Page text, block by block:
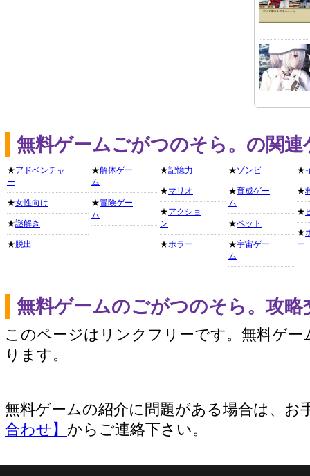
無料ゲームごがつのそら。の関
★アドベンチャ
ー
★女性向け
★謎解き
★ 脱出
★解体ゲー
ム
★冒険ゲー
ム
★記憶力
★マリオ
★アクショ
ン
★ホラー
★ゾンビ
★育成ゲー
ム
★ペット
★宇宙ゲー
ム
★
★
★
★
ー
無料ゲームのごがつのそら。攻
このページはリンクフリーです。無料ゲー
ります。
無料ゲームの紹介に問題がある場合は、お
合わせ】 からご連絡下さい。